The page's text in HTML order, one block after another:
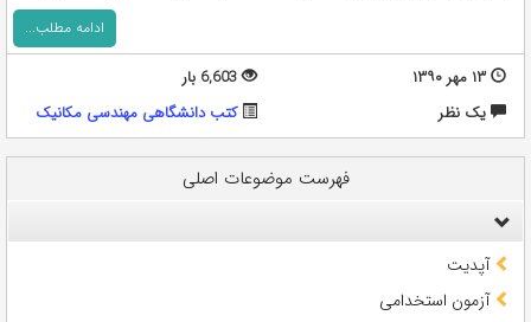
ادامه مطلب...
۱۳ مهر ۱۳۹۰
6,603 بار
يک نظر
کتب دانشگاهی مهندسی مکانیک
فهرست موضوعات اصلی
آپدیت
آزمون استخدامی